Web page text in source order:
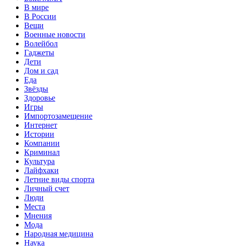
В мире
В России
Вещи
Военные новости
Волейбол
Гаджеты
Дети
Дом и сад
Еда
Звёзды
Здоровье
Игры
Импортозамещение
Интернет
Истории
Компании
Криминал
Культура
Лайфхаки
Летние виды спорта
Личный счет
Люди
Места
Мнения
Мода
Народная медицина
Наука